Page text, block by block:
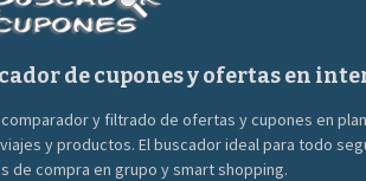
de cupones y ofertas en
y filtrado de ofertas y cupones en
y productos. El buscador ideal para todo
de compra en grupo y smart shopping.